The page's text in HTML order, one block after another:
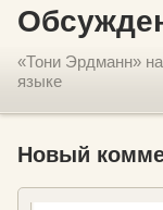
«Тони Эрдманн»
языке
Новый